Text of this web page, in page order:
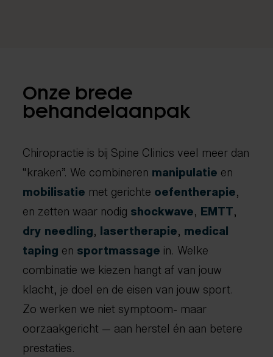
Onze brede
behandelaanpak
Chiropractie is bij Spine Clinics veel meer dan
“kraken”. We combineren manipulatie en
mobilisatie met gerichte oefentherapie,
en zetten waar nodig shockwave, EMTT,
dry needling, lasertherapie, medical
taping en sportmassage in. Welke
combinatie we kiezen hangt af van jouw
klacht, je doel en de eisen van jouw sport.
Zo werken we niet symptoom- maar
oorzaakgericht — aan herstel én aan betere
prestaties.